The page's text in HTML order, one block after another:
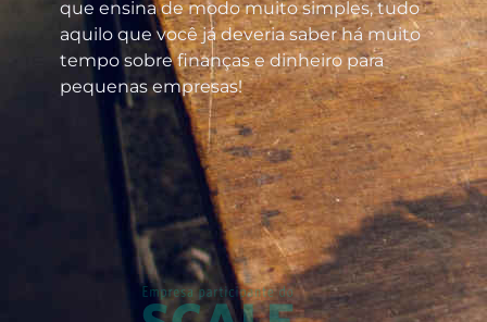
que ensina de modo muito simples, tudo
aquilo que você já deveria saber há muito
tempo sobre finanças e dinheiro para
pequenas empresas!